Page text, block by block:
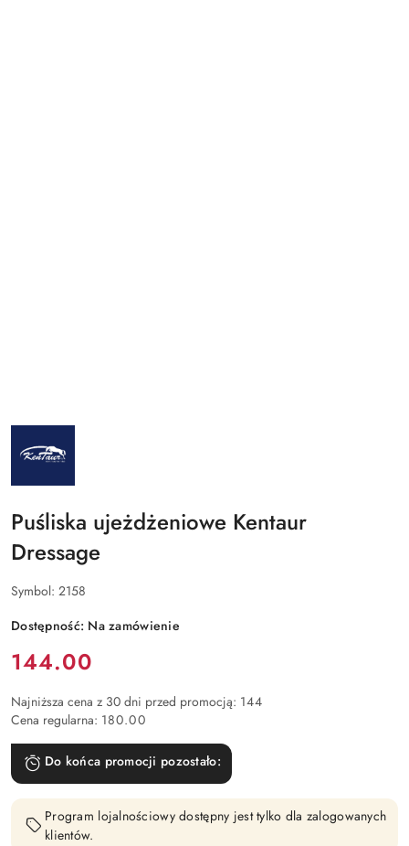
NAZWA
PRODUCENTA:
KENTAUR
Puśliska ujeżdżeniowe Kentaur
Dressage
Symbol: 2158
Dostępność: Na zamówienie
Cena:
144.00
Najniższa cena z 30 dni przed promocją: 144
Cena regularna: 180.00
Do końca promocji pozostało:
Program lojalnościowy dostępny jest tylko dla zalogowanych
klientów.